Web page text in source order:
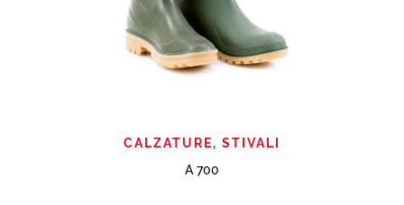
CALZATURE, STIVALI
A 700